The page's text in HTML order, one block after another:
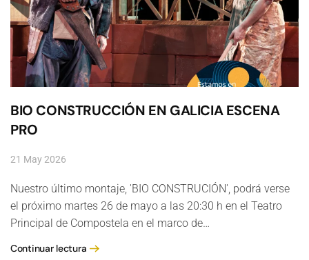
BIO CONSTRUCCIÓN EN GALICIA ESCENA
PRO
21 May 2026
Nuestro último montaje, 'BIO CONSTRUCIÓN', podrá verse
el próximo martes 26 de mayo a las 20:30 h en el Teatro
Principal de Compostela en el marco de…
Continuar lectura